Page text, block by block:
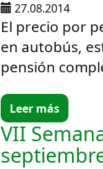
27.08.2014
El precio por
en autobús,
pensión
Leer más
VII